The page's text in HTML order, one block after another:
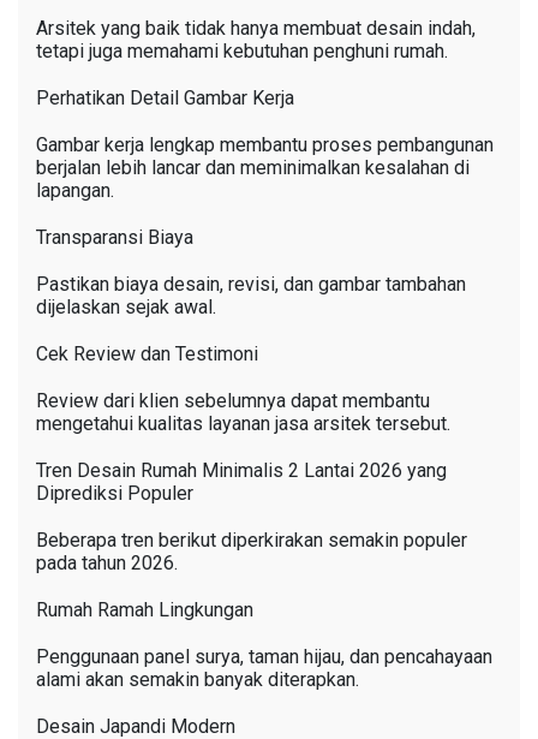
Arsitek yang baik tidak hanya membuat desain indah,
tetapi juga memahami kebutuhan penghuni rumah.
Perhatikan Detail Gambar Kerja
Gambar kerja lengkap membantu proses pembangunan
berjalan lebih lancar dan meminimalkan kesalahan di
lapangan.
Transparansi Biaya
Pastikan biaya desain, revisi, dan gambar tambahan
dijelaskan sejak awal.
Cek Review dan Testimoni
Review dari klien sebelumnya dapat membantu
mengetahui kualitas layanan jasa arsitek tersebut.
Tren Desain Rumah Minimalis 2 Lantai 2026 yang
Diprediksi Populer
Beberapa tren berikut diperkirakan semakin populer
pada tahun 2026.
Rumah Ramah Lingkungan
Penggunaan panel surya, taman hijau, dan pencahayaan
alami akan semakin banyak diterapkan.
Desain Japandi Modern